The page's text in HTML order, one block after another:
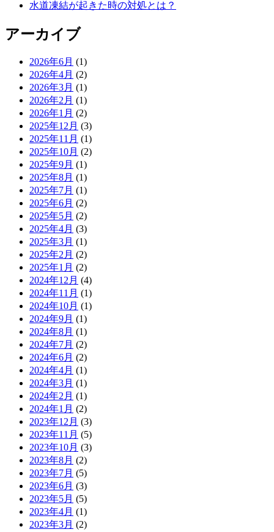
水道凍結が起きた時の対処とは？
アーカイブ
2026年6月 (1)
2026年4月 (2)
2026年3月 (1)
2026年2月 (1)
2026年1月 (2)
2025年12月 (3)
2025年11月 (1)
2025年10月 (2)
2025年9月 (1)
2025年8月 (1)
2025年7月 (1)
2025年6月 (2)
2025年5月 (2)
2025年4月 (3)
2025年3月 (1)
2025年2月 (2)
2025年1月 (2)
2024年12月 (4)
2024年11月 (1)
2024年10月 (1)
2024年9月 (1)
2024年8月 (1)
2024年7月 (2)
2024年6月 (2)
2024年4月 (1)
2024年3月 (1)
2024年2月 (1)
2024年1月 (2)
2023年12月 (3)
2023年11月 (5)
2023年10月 (3)
2023年8月 (2)
2023年7月 (5)
2023年6月 (3)
2023年5月 (5)
2023年4月 (1)
2023年3月 (2)